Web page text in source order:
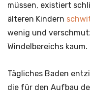
müssen, existiert
älteren Kindern
wenig und
Windelbereichs kaum.
Tägliches Baden
die für den Aufbau